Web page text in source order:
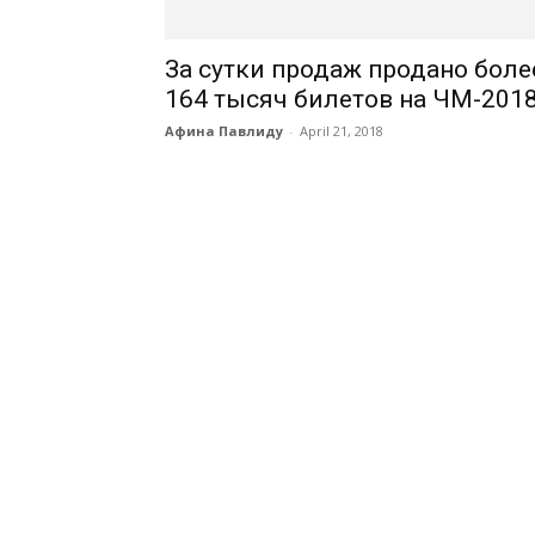
За сутки продаж продано
164 тысяч билетов на ЧМ-
Афина Павлиду - April 21, 2018